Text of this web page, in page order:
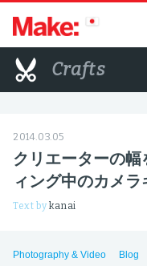
Crafts
2014.03.05
クリエーターの
ィング中のカメラ
Text bykanai
Photography & Video Blog